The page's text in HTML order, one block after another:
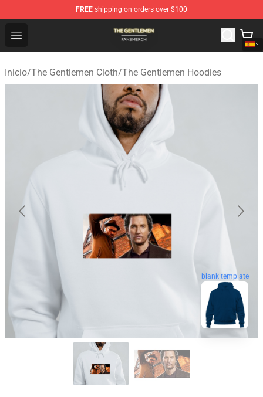
FREE shipping on orders over $100
Open menu
The Gentlemen Shop - Official The Gentlemen
Inicio/The Gentlemen Cloth/The Gentlemen Hoodies
blank template